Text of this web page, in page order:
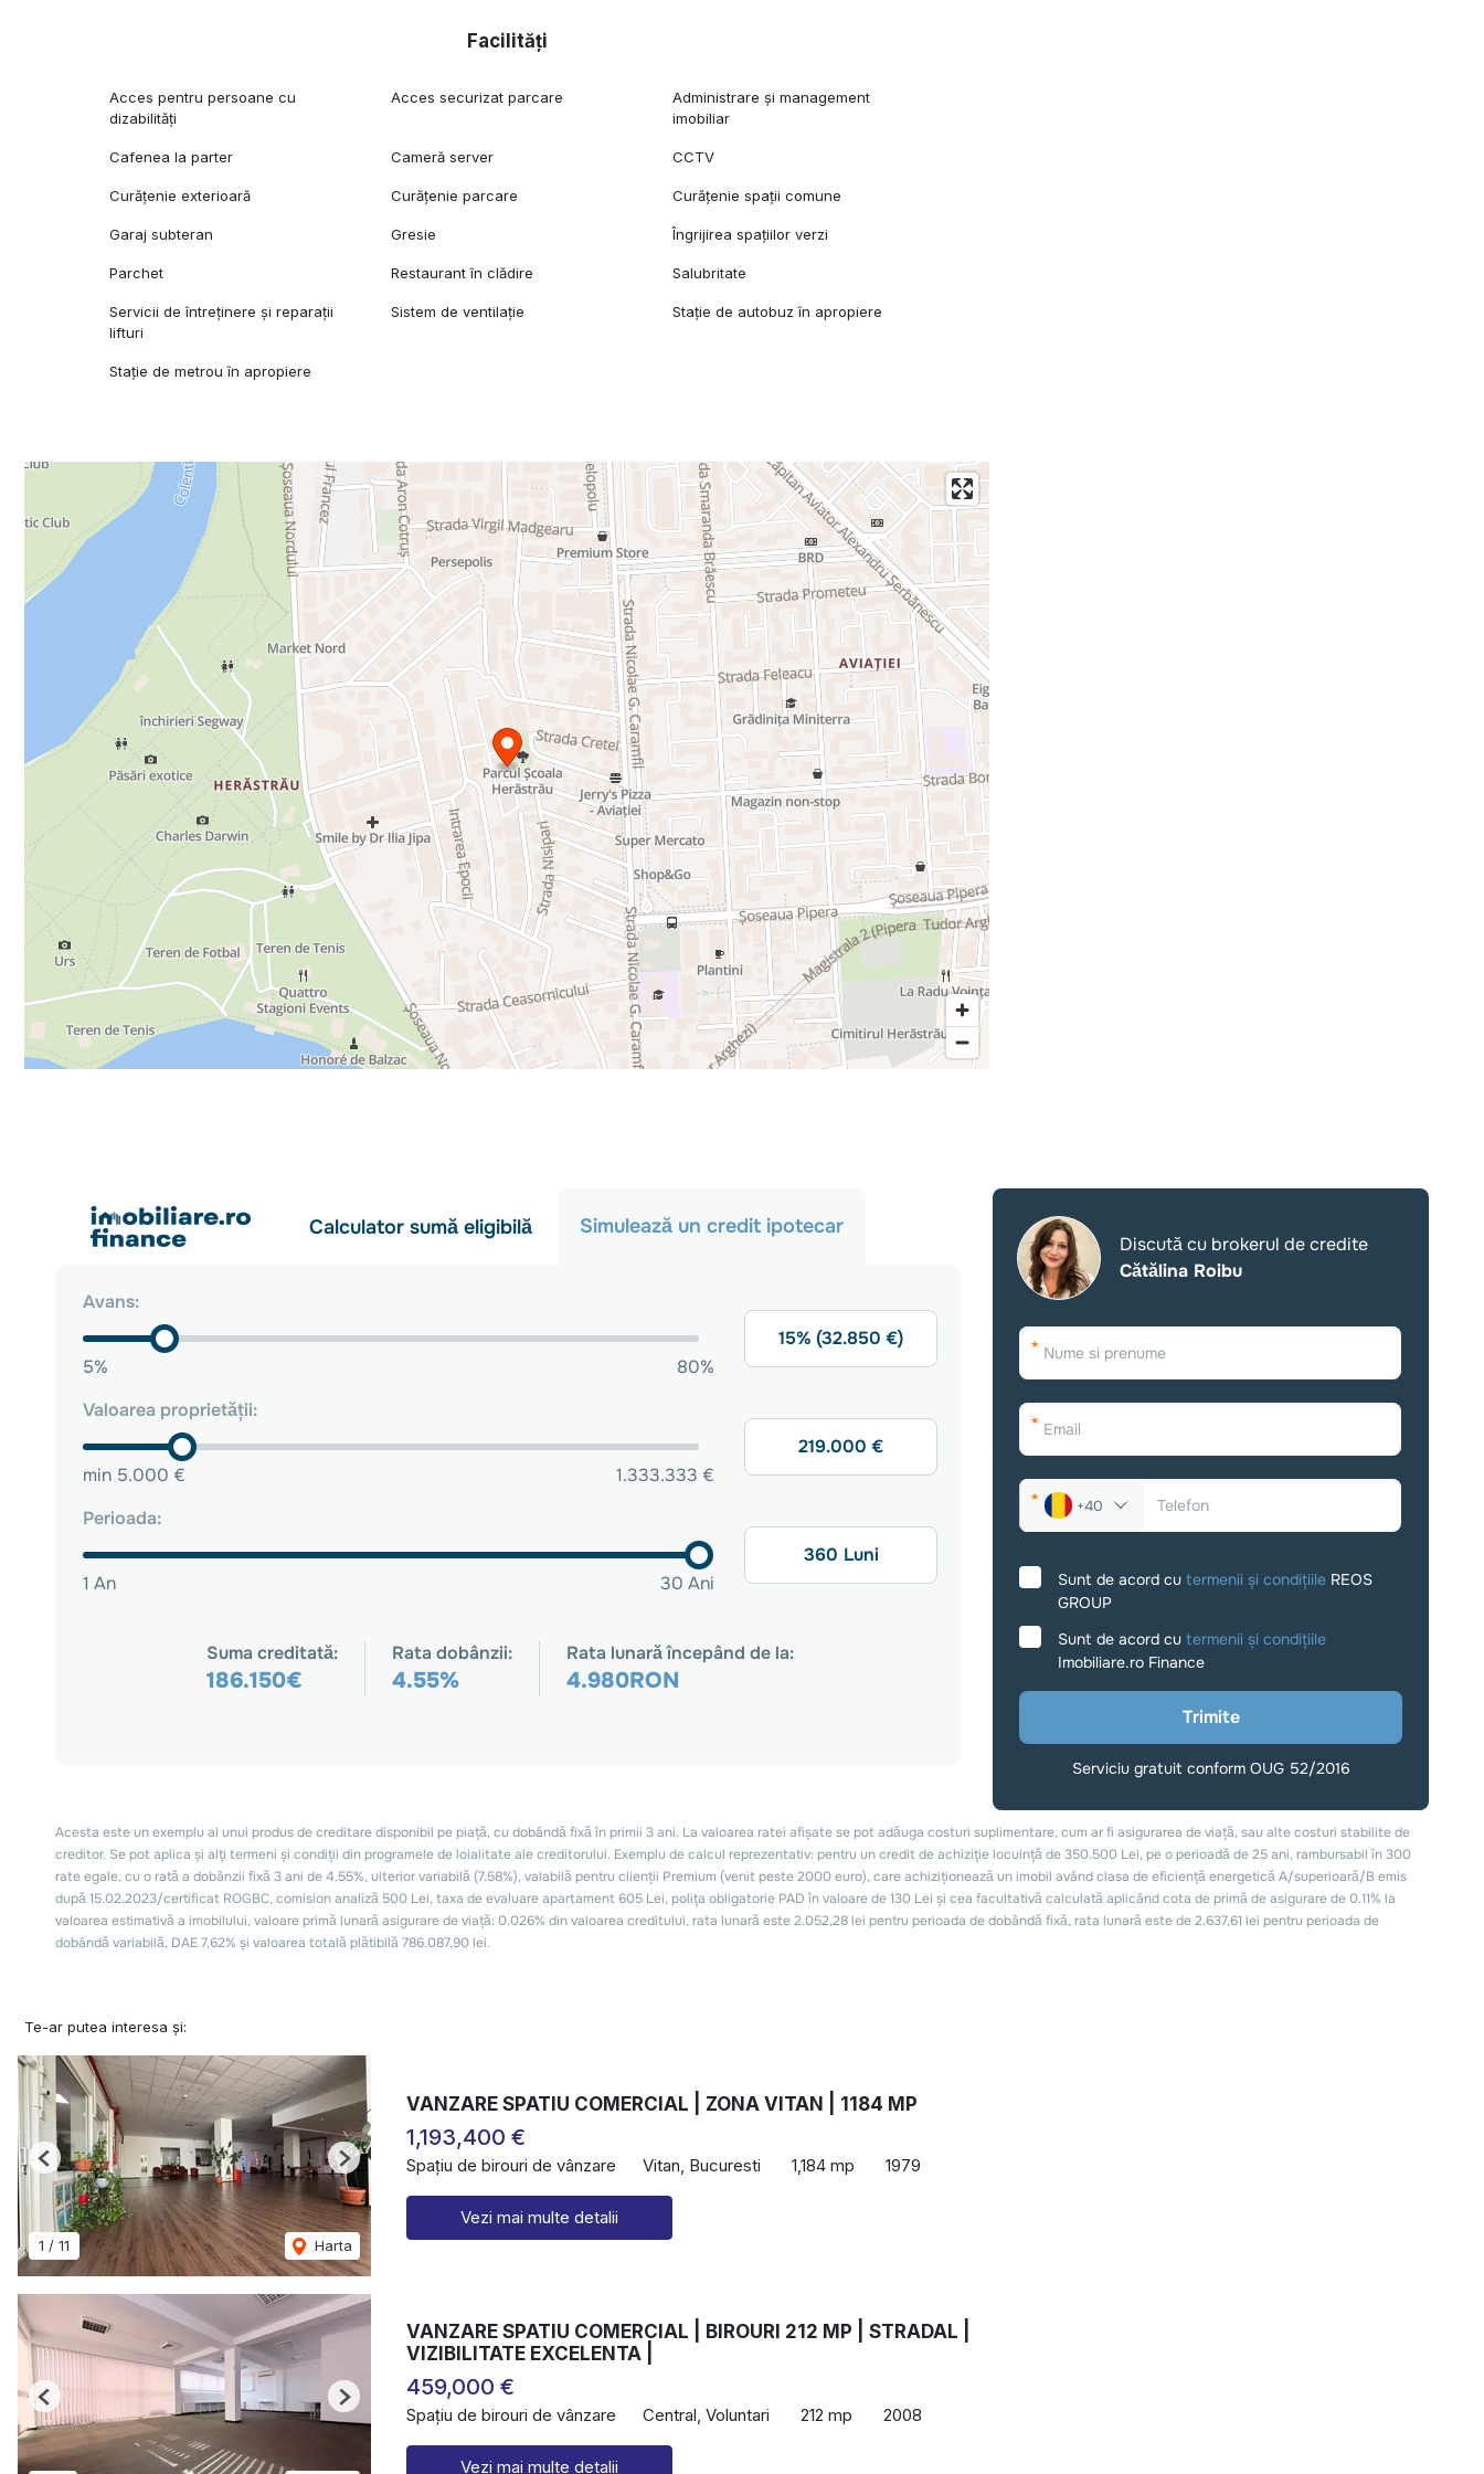
și locuri de parcare pentru vizitatori. Este compus din aproximativ 300 de apartamente și numeroase spații
comerciale, fiind una dintre cele mai dorite locații din nordul Capitalei.
Preț vânzare: 219.000 Euro+ TVA
Facilități
Acces pentru persoane cu
dizabilități
Acces securizat parcare
Administrare și management
imobiliar
Cafenea la parter Cameră server CCTV
Curățenie exterioară Curățenie parcare Curățenie spații comune
Garaj subteran Gresie Îngrijirea spațiilor verzi
Parchet Restaurant în clădire Salubritate
Servicii de întreținere și reparații
lifturi
Sistem de ventilație Stație de autobuz în apropiere
Stație de metrou în apropiere
Te-ar putea interesa și:
1 / 11 Harta
Previous Next
VANZARE SPATIU COMERCIAL | ZONA VITAN | 1184 MP
1,193,400 €
Spațiu de birouri de vânzare Vitan, Bucuresti 1,184 mp 1979
Vezi mai multe detalii
Previous Next
VANZARE SPATIU COMERCIAL | BIROURI 212 MP | STRADAL |
VIZIBILITATE EXCELENTA |
459,000 €
Spațiu de birouri de vânzare Central, Voluntari 212 mp 2008
Vezi mai multe detalii